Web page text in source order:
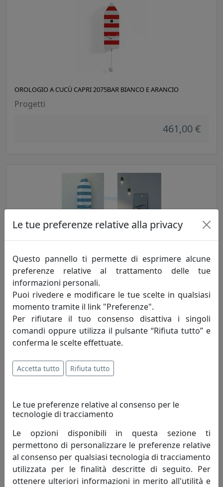
OROLOGIO A CUCÙ CAPRI 2075BAR BIANCO E ARANCIO
Progetti
461,00 €
OROLOGIO A CUCÙ CAPRI 2075BAZ BIANCO E AZZURRO
Progetti
461,00 €
OROLOGIO A CUCÙ AMAZON 2490B BIANCO
Progetti
594,00 €
Le tue preferenze relative alla privacy
Questo pannello ti permette di esprimere alcune
preferenze relative al trattamento delle tue
informazioni personali.
Puoi rivedere e modificare le tue scelte in qualsiasi
momento tramite il link "Preferenze".
Per rifiutare il tuo consenso disattiva i singoli
comandi oppure utilizza il pulsante “Rifiuta tutto” e
conferma le scelte effettuate.
Accetta tutto Rifiuta tutto
Le tue preferenze relative al consenso per le
tecnologie di tracciamento
Le opzioni disponibili in questa sezione ti
permettono di personalizzare le preferenze relative
al consenso per qualsiasi tecnologia di tracciamento
utilizzata per le finalità descritte di seguito. Per
ottenere ulteriori informazioni in merito all'utilità e